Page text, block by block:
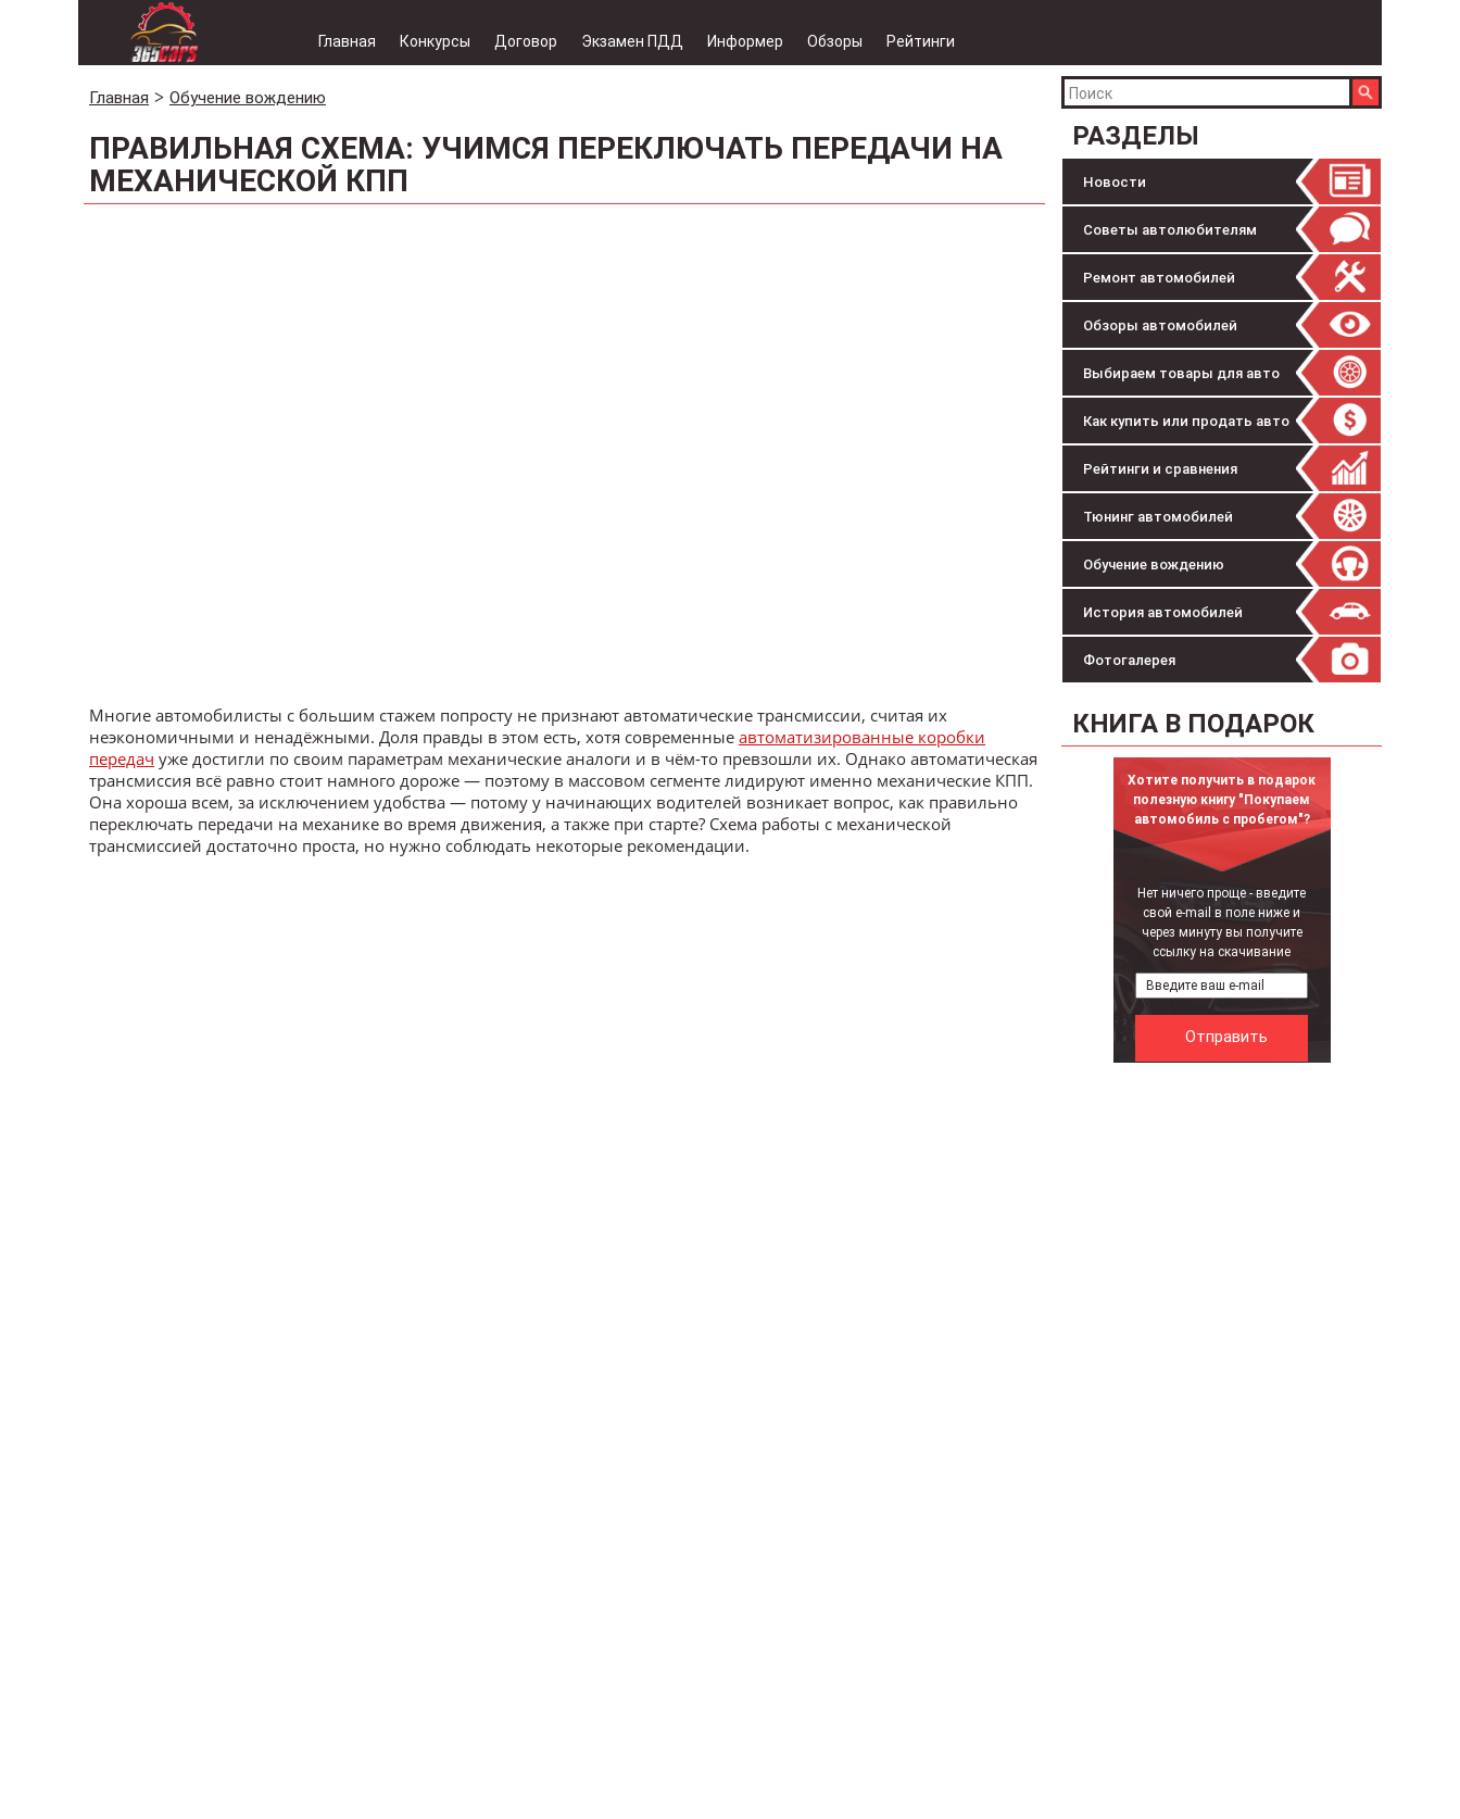
Главная Конкурсы Договор Экзамен ПДД Информер Обзоры Рейтинги
РАЗДЕЛЫ
Новости
Советы автолюбителям
Ремонт автомобилей
Обзоры автомобилей
Выбираем товары для авто
Как купить или продать авто
Рейтинги и сравнения
Тюнинг автомобилей
Обучение вождению
История автомобилей
Фотогалерея
КНИГА В ПОДАРОК
Хотите получить в подарок
полезную книгу "Покупаем
автомобиль с пробегом"?
Нет ничего проще - введите
свой e-mail в поле ниже и
через минуту вы получите
ссылку на скачивание
Главная Обучение вождению
ПРАВИЛЬНАЯ СХЕМА: УЧИМСЯ ПЕРЕКЛЮЧАТЬ ПЕРЕДАЧИ НА
МЕХАНИЧЕСКОЙ КПП
Многие автомобилисты с большим стажем попросту не признают автоматические трансмиссии, считая их
неэкономичными и ненадёжными. Доля правды в этом есть, хотя современные автоматизированные коробки
передач уже достигли по своим параметрам механические аналоги и в чём-то превзошли их. Однако автоматическая
трансмиссия всё равно стоит намного дороже — поэтому в массовом сегменте лидируют именно механические КПП.
Она хороша всем, за исключением удобства — потому у начинающих водителей возникает вопрос, как правильно
переключать передачи на механике во время движения, а также при старте? Схема работы с механической
трансмиссией достаточно проста, но нужно соблюдать некоторые рекомендации.